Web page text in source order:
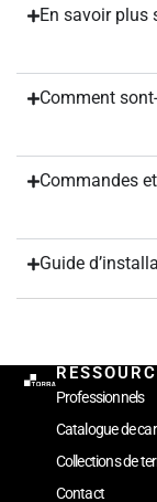
En savoir plus
Comment
Commandes
Guide
Professionnels
Catalogue de
Collections de
Contact